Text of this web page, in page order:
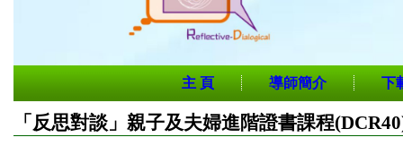
主 頁 導師簡介 下
「反思對談」親子及夫婦進階證書課程